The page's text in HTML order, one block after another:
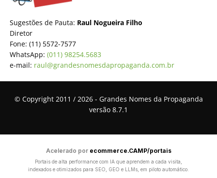
Sugestões de Pauta: Raul Nogueira Filho
Diretor
Fone: (11) 5572-7577
WhatsApp: (011) 98254.5683
e-mail: raul@grandesnomesdapropaganda.com.br
© Copyright 2011 / 2026 - Grandes Nomes da Propaganda
versão 8.7.1
Acelerado por ecommerce.CAMP/portais
Portais de alta performance com IA que aprendem a cada visita,
indexados e otimizados para SEO, GEO e LLMs, em piloto automático.